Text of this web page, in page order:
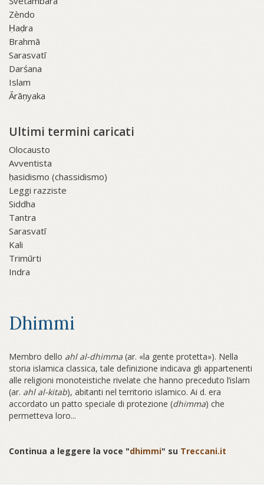
Zèndo
Ḥaḍra
Brahmā
Sarasvatī
Darśana
Islam
Ārāṇyaka
Ultimi termini caricati
Olocausto
Avventista
ḥasidismo (chassidismo)
Leggi razziste
Siddha
Tantra
Sarasvatī
Kali
Trimūrti
Indra
Dhimmi
Membro dello ahl al-dhimma (ar. «la gente protetta»). Nella
storia islamica classica, tale definizione indicava gli appartenenti
alle religioni monoteistiche rivelate che hanno preceduto l’islam
(ar. ahl al-kitab), abitanti nel territorio islamico. Ai d. era
accordato un patto speciale di protezione (dhimma) che
permetteva loro...
Continua a leggere la voce "dhimmi" su Treccani.it